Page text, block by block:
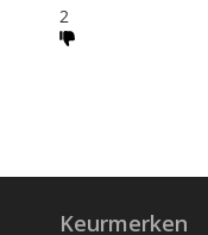
2
Keurmerken